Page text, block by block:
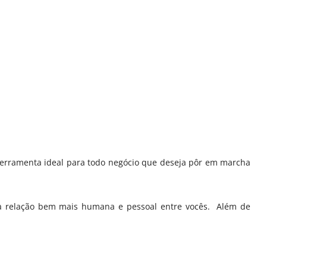
ideal para todo negócio que deseja pôr em marcha
bem mais humana e pessoal entre vocês. Além de